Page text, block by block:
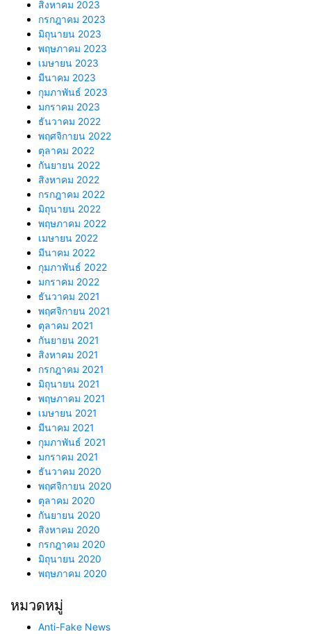
สิงหาคม 2023
กรกฎาคม 2023
มิถุนายน 2023
พฤษภาคม 2023
เมษายน 2023
มีนาคม 2023
กุมภาพันธ์ 2023
มกราคม 2023
ธันวาคม 2022
พฤศจิกายน 2022
ตุลาคม 2022
กันยายน 2022
สิงหาคม 2022
กรกฎาคม 2022
มิถุนายน 2022
พฤษภาคม 2022
เมษายน 2022
มีนาคม 2022
กุมภาพันธ์ 2022
มกราคม 2022
ธันวาคม 2021
พฤศจิกายน 2021
ตุลาคม 2021
กันยายน 2021
สิงหาคม 2021
กรกฎาคม 2021
มิถุนายน 2021
พฤษภาคม 2021
เมษายน 2021
มีนาคม 2021
กุมภาพันธ์ 2021
มกราคม 2021
ธันวาคม 2020
พฤศจิกายน 2020
ตุลาคม 2020
กันยายน 2020
สิงหาคม 2020
กรกฎาคม 2020
มิถุนายน 2020
พฤษภาคม 2020
หมวดหมู่
Anti-Fake News